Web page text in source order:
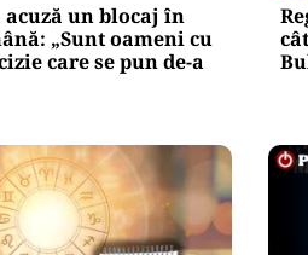
un blocaj în
„Sunt oameni cu
care se pun de-a